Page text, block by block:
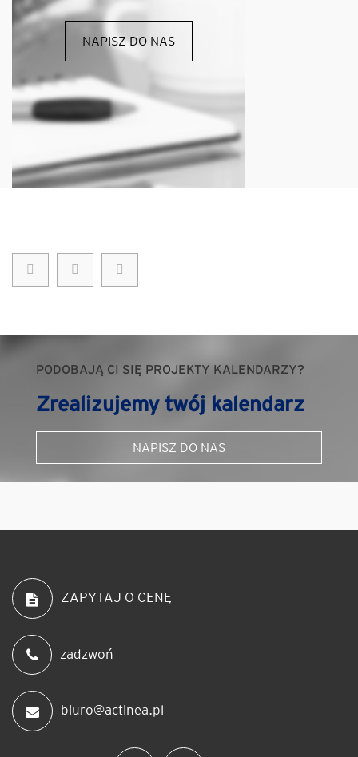
NAPISZ DO NAS
PODOBAJĄ CI SIĘ PROJEKTY KALENDARZY?
Zrealizujemy twój kalendarz
NAPISZ DO NAS
ZAPYTAJ O CENĘ
zadzwoń
biuro@actinea.pl